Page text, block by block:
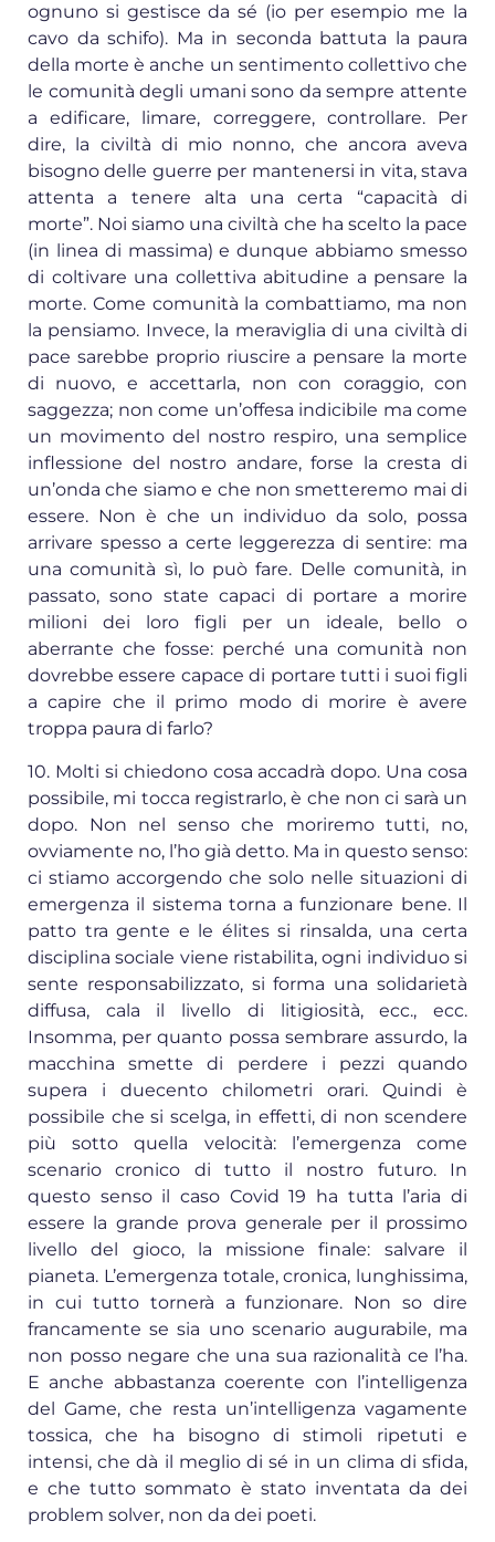
ognuno si gestisce da sé (io per esempio me la
cavo da schifo). Ma in seconda battuta la paura
della morte è anche un sentimento collettivo che
le comunità degli umani sono da sempre attente
a edificare, limare, correggere, controllare. Per
dire, la civiltà di mio nonno, che ancora aveva
bisogno delle guerre per mantenersi in vita, stava
attenta a tenere alta una certa “capacità di
morte”. Noi siamo una civiltà che ha scelto la pace
(in linea di massima) e dunque abbiamo smesso
di coltivare una collettiva abitudine a pensare la
morte. Come comunità la combattiamo, ma non
la pensiamo. Invece, la meraviglia di una civiltà di
pace sarebbe proprio riuscire a pensare la morte
di nuovo, e accettarla, non con coraggio, con
saggezza; non come un’offesa indicibile ma come
un movimento del nostro respiro, una semplice
inflessione del nostro andare, forse la cresta di
un’onda che siamo e che non smetteremo mai di
essere. Non è che un individuo da solo, possa
arrivare spesso a certe leggerezza di sentire: ma
una comunità sì, lo può fare. Delle comunità, in
passato, sono state capaci di portare a morire
milioni dei loro figli per un ideale, bello o
aberrante che fosse: perché una comunità non
dovrebbe essere capace di portare tutti i suoi figli
a capire che il primo modo di morire è avere
troppa paura di farlo?
10. Molti si chiedono cosa accadrà dopo. Una cosa
possibile, mi tocca registrarlo, è che non ci sarà un
dopo. Non nel senso che moriremo tutti, no,
ovviamente no, l’ho già detto. Ma in questo senso:
ci stiamo accorgendo che solo nelle situazioni di
emergenza il sistema torna a funzionare bene. Il
patto tra gente e le élites si rinsalda, una certa
disciplina sociale viene ristabilita, ogni individuo si
sente responsabilizzato, si forma una solidarietà
diffusa, cala il livello di litigiosità, ecc., ecc.
Insomma, per quanto possa sembrare assurdo, la
macchina smette di perdere i pezzi quando
supera i duecento chilometri orari. Quindi è
possibile che si scelga, in effetti, di non scendere
più sotto quella velocità: l’emergenza come
scenario cronico di tutto il nostro futuro. In
questo senso il caso Covid 19 ha tutta l’aria di
essere la grande prova generale per il prossimo
livello del gioco, la missione finale: salvare il
pianeta. L’emergenza totale, cronica, lunghissima,
in cui tutto tornerà a funzionare. Non so dire
francamente se sia uno scenario augurabile, ma
non posso negare che una sua razionalità ce l’ha.
E anche abbastanza coerente con l’intelligenza
del Game, che resta un’intelligenza vagamente
tossica, che ha bisogno di stimoli ripetuti e
intensi, che dà il meglio di sé in un clima di sfida,
e che tutto sommato è stato inventata da dei
problem solver, non da dei poeti.